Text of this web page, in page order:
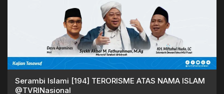
Serambi Islami [194] TERORISME ATAS NAMA ISLAM
@TVRINasional